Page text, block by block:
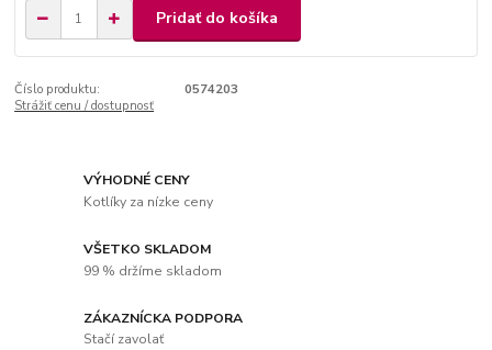
Pridať do košíka
Číslo produktu:
0574203
Strážiť cenu / dostupnosť
VÝHODNÉ CENY
Kotlíky za nízke ceny
VŠETKO SKLADOM
99 % držíme skladom
ZÁKAZNÍCKA PODPORA
Stačí zavolať